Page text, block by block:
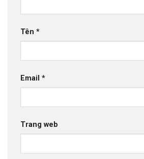
Tên *
Email *
Trang web